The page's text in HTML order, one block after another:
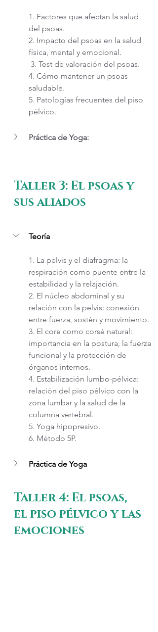
1. Factores que afectan la salud
del psoas.
2. Impacto del psoas en la salud
física, mental y emocional.
3. Test de valoración del psoas.
4. Cómo mantener un psoas
saludable.
5. Patologías frecuentes del piso
pélvico.
Práctica de Yoga:
Taller 3: El psoas y
sus aliados
Teoría
1. La pelvis y el diafragma: la
respiración como puente entre la
estabilidad y la relajación.
2. El núcleo abdominal y su
relación con la pelvis: conexión
entre fuerza, sostén y movimiento.
3. El core como corsé natural:
importancia en la postura, la fuerza
funcional y la protección de
órganos internos.
4. Estabilización lumbo-pélvica:
relación del piso pélvico con la
zona lumbar y la salud de la
columna vertebral.
5. Yoga hipopresivo.
6. Método 5P.
Práctica de Yoga
Taller 4: El psoas,
el piso pélvico y las
emociones